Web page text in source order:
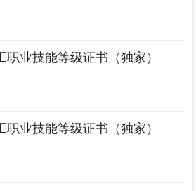
职业技能等级证书（独家）
职业技能等级证书（独家）